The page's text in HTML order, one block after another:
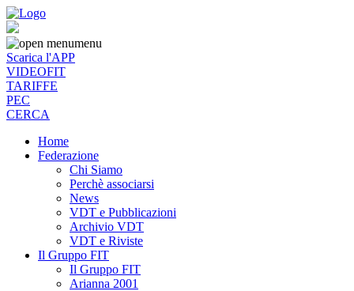
menu
Scarica l'APP
VIDEOFIT
TARIFFE
PEC
CERCA
Home
Federazione
Chi Siamo
Perchè associarsi
News
VDT e Pubblicazioni
Archivio VDT
VDT e Riviste
Il Gruppo FIT
Il Gruppo FIT
Arianna 2001